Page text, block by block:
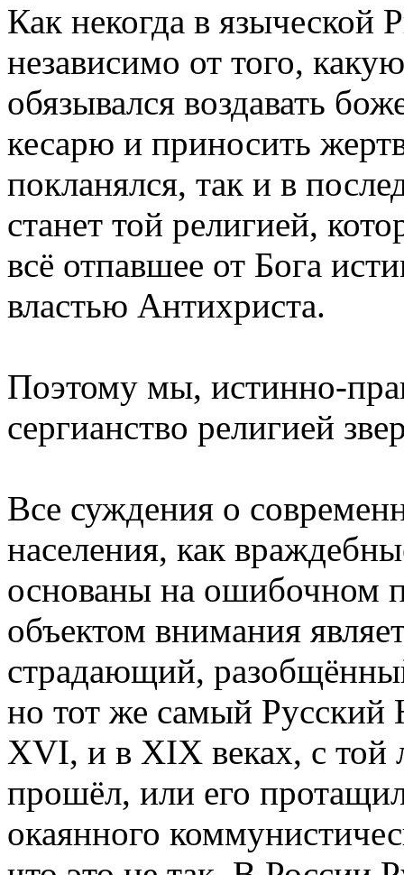
Как некогда в
независимо от того,
обязывался воздавать
кесарю и приносить
покланялся, так и в
станет той религией,
всё отпавшее от Бога
властью Антихриста.
Поэтому мы, истинно-
сергианство религией
Все суждения о
населения, как
основаны на ошибочном
объектом внимания
страдающий,
но тот же самый
XVI, и в XIX веках, с той
прошёл, или его
окаянного